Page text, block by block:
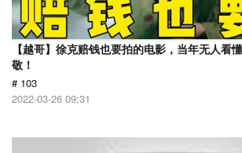
【越哥】徐克赔钱也要拍的电影，当年无人看
敬！
# 103
2022-03-26 09:31